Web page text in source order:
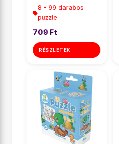
8 - 99 darabos
puzzle
709 Ft
RÉSZLETEK